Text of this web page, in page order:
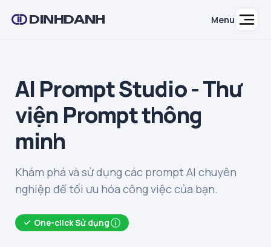
DINHDANH Menu
AI Prompt Studio - Thư
viện Prompt thông
minh
Khám phá và sử dụng các prompt AI chuyên
nghiệp để tối ưu hóa công việc của bạn.
One-click Sử dụng